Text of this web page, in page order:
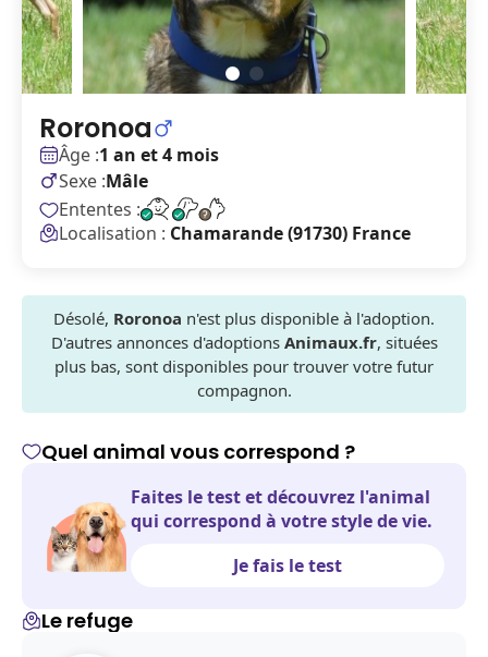
Roronoa
Âge :1 an et 4 mois
Sexe :Mâle
Ententes :
Localisation : Chamarande (91730) France
Désolé, Roronoa n'est plus disponible à l'adoption.
D'autres annonces d'adoptions Animaux.fr, situées
plus bas, sont disponibles pour trouver votre futur
compagnon.
Quel animal vous correspond ?
Faites le test et découvrez l'animal
qui correspond à votre style de vie.
Je fais le test
Le refuge